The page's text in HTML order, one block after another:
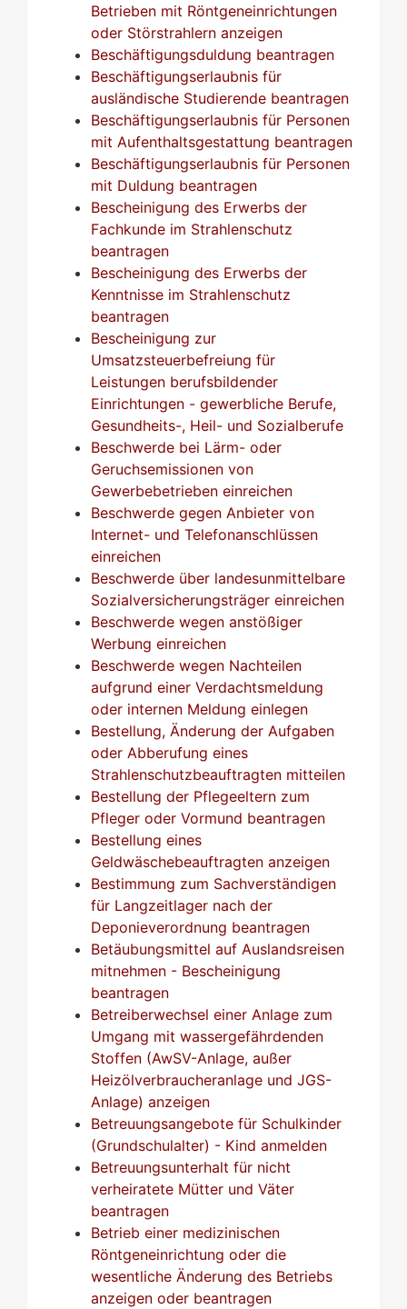
Betrieben mit Röntgeneinrichtungen
oder Störstrahlern anzeigen
Beschäftigungsduldung beantragen
Beschäftigungserlaubnis für
ausländische Studierende beantragen
Beschäftigungserlaubnis für Personen
mit Aufenthaltsgestattung beantragen
Beschäftigungserlaubnis für Personen
mit Duldung beantragen
Bescheinigung des Erwerbs der
Fachkunde im Strahlenschutz
beantragen
Bescheinigung des Erwerbs der
Kenntnisse im Strahlenschutz
beantragen
Bescheinigung zur
Umsatzsteuerbefreiung für
Leistungen berufsbildender
Einrichtungen - gewerbliche Berufe,
Gesundheits-, Heil- und Sozialberufe
Beschwerde bei Lärm- oder
Geruchsemissionen von
Gewerbebetrieben einreichen
Beschwerde gegen Anbieter von
Internet- und Telefonanschlüssen
einreichen
Beschwerde über landesunmittelbare
Sozialversicherungsträger einreichen
Beschwerde wegen anstößiger
Werbung einreichen
Beschwerde wegen Nachteilen
aufgrund einer Verdachtsmeldung
oder internen Meldung einlegen
Bestellung, Änderung der Aufgaben
oder Abberufung eines
Strahlenschutzbeauftragten mitteilen
Bestellung der Pflegeeltern zum
Pfleger oder Vormund beantragen
Bestellung eines
Geldwäschebeauftragten anzeigen
Bestimmung zum Sachverständigen
für Langzeitlager nach der
Deponieverordnung beantragen
Betäubungsmittel auf Auslandsreisen
mitnehmen - Bescheinigung
beantragen
Betreiberwechsel einer Anlage zum
Umgang mit wassergefährdenden
Stoffen (AwSV-Anlage, außer
Heizölverbraucheranlage und JGS-
Anlage) anzeigen
Betreuungsangebote für Schulkinder
(Grundschulalter) - Kind anmelden
Betreuungsunterhalt für nicht
verheiratete Mütter und Väter
beantragen
Betrieb einer medizinischen
Röntgeneinrichtung oder die
wesentliche Änderung des Betriebs
anzeigen oder beantragen